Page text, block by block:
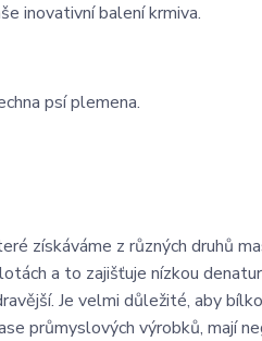
inovativní balení krmiva.
psí plemena.
získáváme z různých druhů
a to zajišťuje nízkou
Je velmi důležité, aby
průmyslových výrobků, mají